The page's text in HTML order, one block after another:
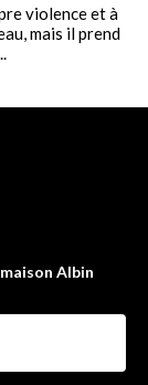
violence et à
mais il prend
Albin